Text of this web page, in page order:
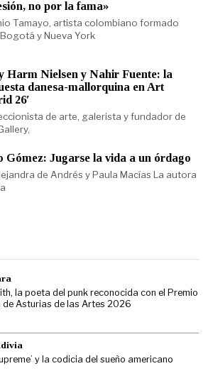
no por la fama»
Tamayo, artista colombiano formado
y Nueva York
Harm Nielsen y Nahir Fuente: la
danesa-mallorquina en Art
26′
de arte, galerista y fundador de
Gómez: Jugarse la vida a un órdago
de Andrés y Paula Macías La autora
la poeta del punk reconocida con el Premio
de Asturias de las Artes 2026
y la codicia del sueño americano